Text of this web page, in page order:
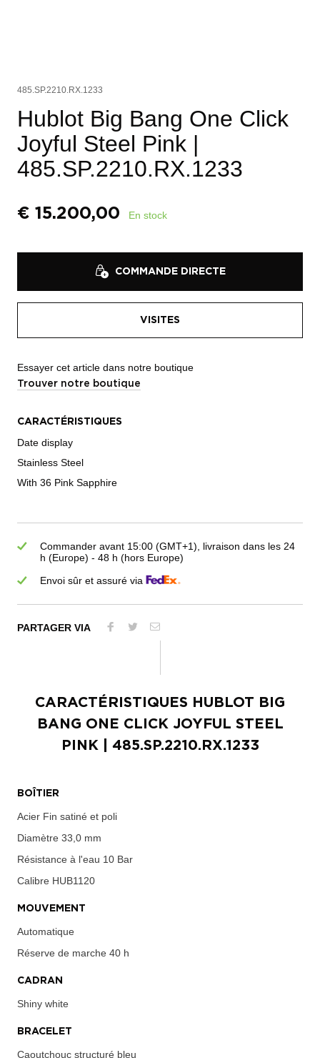
485.SP.2210.RX.1233
Hublot Big Bang One Click
Joyful Steel Pink |
485.SP.2210.RX.1233
€ 15.200,00 En stock
COMMANDE DIRECTE
VISITES
Essayer cet article dans notre boutique
Trouver notre boutique
CARACTÉRISTIQUES
Date display
Stainless Steel
With 36 Pink Sapphire
Commander avant 15:00 (GMT+1), livraison dans les 24
h (Europe) - 48 h (hors Europe)
Envoi sûr et assuré via
PARTAGER VIA
CARACTÉRISTIQUES HUBLOT BIG
BANG ONE CLICK JOYFUL STEEL
PINK | 485.SP.2210.RX.1233
BOÎTIER
Acier Fin satiné et poli
Diamètre 33,0 mm
Résistance à l'eau 10 Bar
Calibre HUB1120
MOUVEMENT
Automatique
Réserve de marche 40 h
CADRAN
Shiny white
BRACELET
Caoutchouc structuré bleu